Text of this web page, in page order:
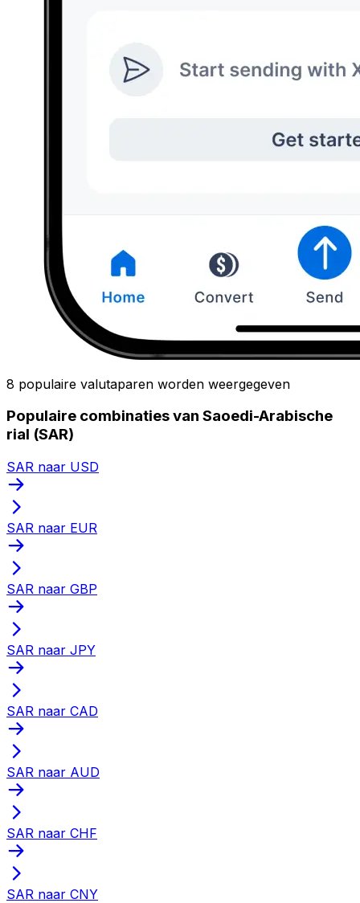
8 populaire valutaparen worden weergegeven
Populaire combinaties van Saoedi-Arabische
rial (SAR)
SAR naar USD
SAR naar EUR
SAR naar GBP
SAR naar JPY
SAR naar CAD
SAR naar AUD
SAR naar CHF
SAR naar CNY